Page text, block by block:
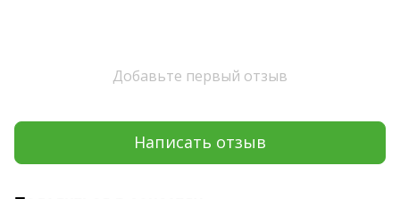
Добавьте первый отзыв
Написать отзыв